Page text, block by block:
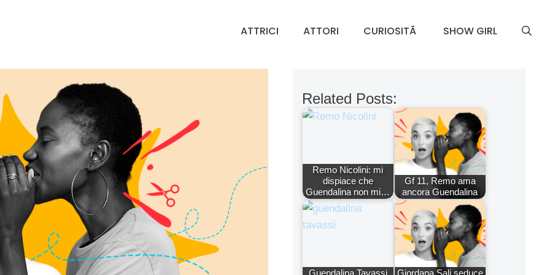
ATTRICI ATTORI CURIOSITÃ SHOW GIRL
Related Posts:
Remo Nicolini: mi
dispiace che
Guendalina non mi…
Gf 11, Remo ama
ancora Guendalina